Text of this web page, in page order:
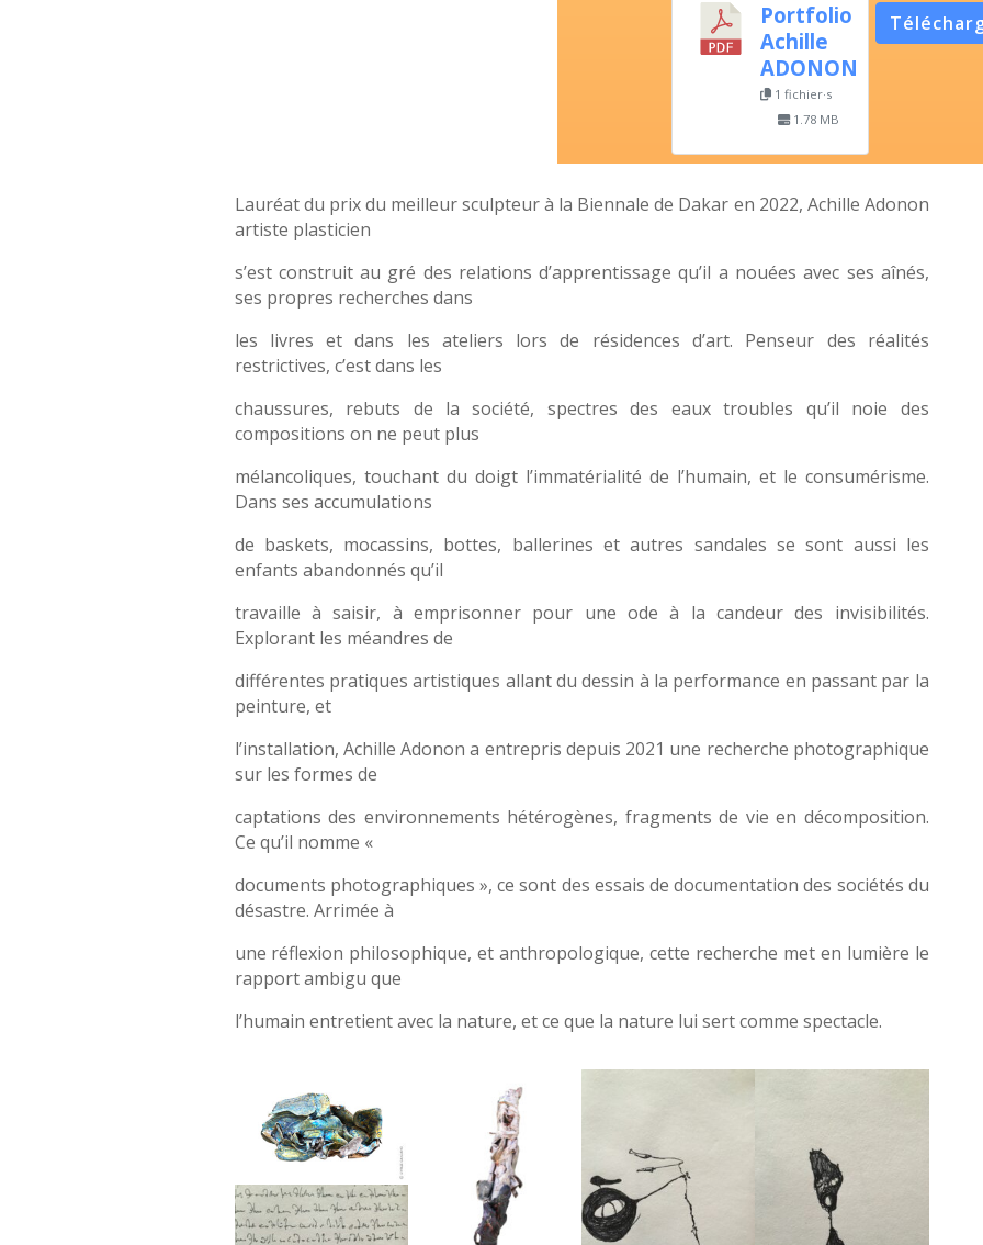
Portfolio
Achille
ADONON
1 fichier·s
1.78 MB
Lauréat du prix du meilleur sculpteur à la Biennale de Dakar en 2022, Achille Adonon
artiste plasticien
s’est construit au gré des relations d’apprentissage qu’il a nouées avec ses aînés,
ses propres recherches dans
les livres et dans les ateliers lors de résidences d’art. Penseur des réalités
restrictives, c’est dans les
chaussures, rebuts de la société, spectres des eaux troubles qu’il noie des
compositions on ne peut plus
mélancoliques, touchant du doigt l’immatérialité de l’humain, et le consumérisme.
Dans ses accumulations
de baskets, mocassins, bottes, ballerines et autres sandales se sont aussi les
enfants abandonnés qu’il
travaille à saisir, à emprisonner pour une ode à la candeur des invisibilités.
Explorant les méandres de
différentes pratiques artistiques allant du dessin à la performance en passant par la
peinture, et
l’installation, Achille Adonon a entrepris depuis 2021 une recherche photographique
sur les formes de
captations des environnements hétérogènes, fragments de vie en décomposition.
Ce qu’il nomme «
documents photographiques », ce sont des essais de documentation des sociétés du
désastre. Arrimée à
une réflexion philosophique, et anthropologique, cette recherche met en lumière le
rapport ambigu que
l’humain entretient avec la nature, et ce que la nature lui sert comme spectacle.